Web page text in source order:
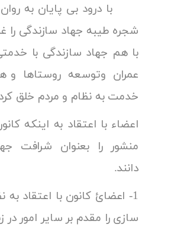
شجره طیبه جهاد سازندگی را
با هم جهاد سازندگی با
عمران وتوسعه روستاها و
خدمت به نظام و مردم خلق
اعضاء با اعتقاد به اینکه
منشور را بعنوان شرافت
1- اعضائ کانون با اعتقاد
سازی را مقدم